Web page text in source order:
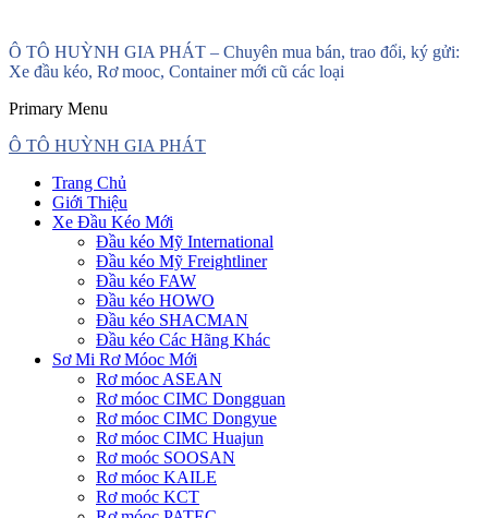
Ô TÔ HUỲNH GIA PHÁT – Chuyên mua bán, trao đổi, ký gửi:
Xe đầu kéo, Rơ mooc, Container mới cũ các loại
Primary Menu
Ô TÔ HUỲNH GIA PHÁT
Trang Chủ
Giới Thiệu
Xe Đầu Kéo Mới
Đầu kéo Mỹ International
Đầu kéo Mỹ Freightliner
Đầu kéo FAW
Đầu kéo HOWO
Đầu kéo SHACMAN
Đầu kéo Các Hãng Khác
Sơ Mi Rơ Móoc Mới
Rơ móoc ASEAN
Rơ móoc CIMC Dongguan
Rơ móoc CIMC Dongyue
Rơ móoc CIMC Huajun
Rơ moóc SOOSAN
Rơ móoc KAILE
Rơ moóc KCT